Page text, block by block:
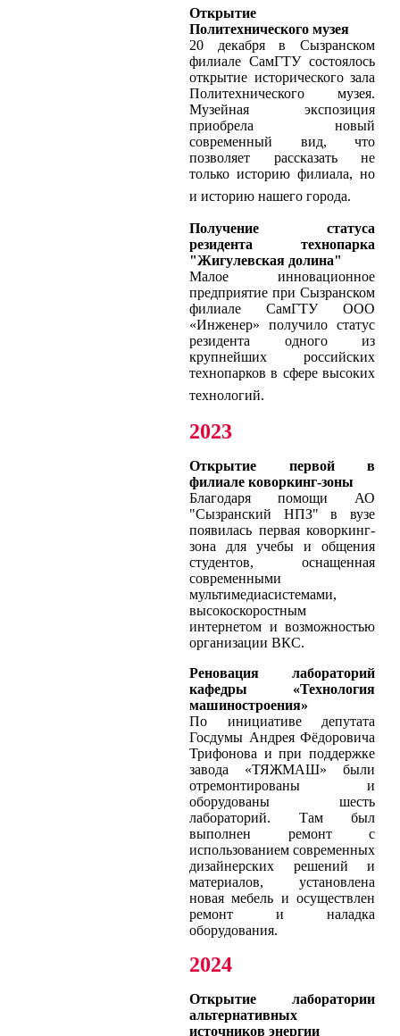
Открытие
Политехнического музея
20 декабря в Сызранском
филиале СамГТУ состоялось
открытие исторического зала
Политехнического музея.
Музейная экспозиция
приобрела новый
современный вид, что
позволяет рассказать не
только историю филиала, но
и историю нашего города.
Получение статуса
резидента технопарка
"Жигулевская долина"
Малое инновационное
предприятие при Сызранском
филиале СамГТУ ООО
«Инженер» получило статус
резидента одного из
крупнейших российских
технопарков в сфере высоких
технологий.
2023
Открытие первой в
филиале коворкинг-зоны
Благодаря помощи АО
"Сызранский НПЗ" в вузе
появилась первая коворкинг-
зона для учебы и общения
студентов, оснащенная
современными
мультимедиасистемами,
высокоскоростным
интернетом и возможностью
организации ВКС.
Реновация лабораторий
кафедры «Технология
машиностроения»
По инициативе депутата
Госдумы Андрея Фёдоровича
Трифонова и при поддержке
завода «ТЯЖМАШ» были
отремонтированы и
оборудованы шесть
лабораторий. Там был
выполнен ремонт с
использованием современных
дизайнерских решений и
материалов, установлена
новая мебель и осуществлен
ремонт и наладка
оборудования.
2024
Открытие лаборатории
альтернативных
источников энергии